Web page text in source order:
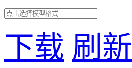
下载 刷新